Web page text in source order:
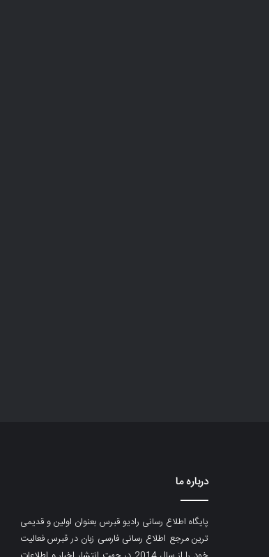
درباره ما
پایگاه اطلاع رسانی رادیو قبرس بعنوان اولین و قدیمی
ترین مرجع اطلاع رسانی فارسی زبان در قبرس فعالیت